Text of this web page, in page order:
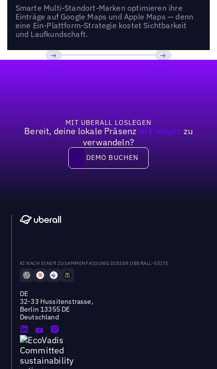
Smarte Multi-Standort-Marken optimieren ihre
Einträge auf Google Maps und Apple Maps — denn
eine Ein-Plattform-Strategie kostet Sichtbarkeit
und Laufkundschaft.
MIT UBERALL LOSLEGEN
Bereit, deine lokale Präsenz in Umsatzzu
verwandeln?
DEMO BUCHEN
DEMO BUCHEN
KI NACH EINER ZUSAMMENFASSUNG DIESER UBERALL-SEITE
DE
32-33 Hussitenstrasse,
Berlin 13355 DE
Deutschland